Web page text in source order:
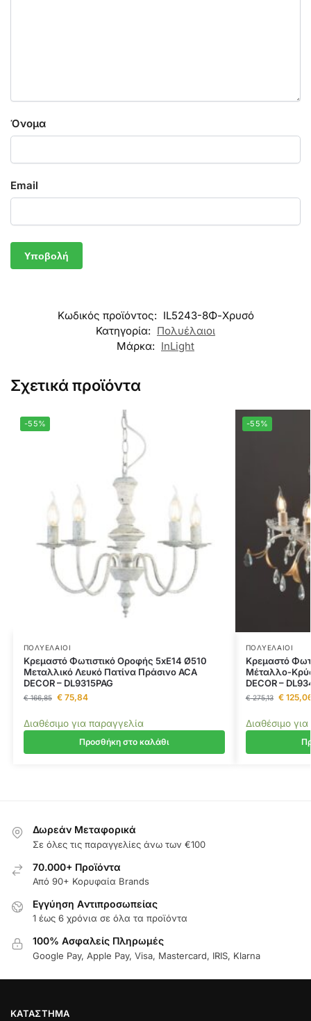
Όνομα
Email
Κωδικός προϊόντος: IL5243-8Φ-Χρυσό
Κατηγορία: Πολυέλαιοι
Μάρκα: InLight
Σχετικά προϊόντα
-55%
ΠΟΛΥΈΛΑΙΟΙ
Κρεμαστό Φωτιστικό Οροφής 5xE14 Ø510
Μεταλλικό Λευκό Πατίνα Πράσινο ACA
DECOR – DL9315PAG
€166,85 €75,84
Διαθέσιμο για παραγγελία
Προσθήκη στο καλάθι
-55%
ΠΟΛΥΈΛΑΙΟΙ
Κρεμαστό
Μέταλλο-
DECOR –
€275,13 €
Διαθέσιμο
Δωρεάν Μεταφορικά
Σε όλες τις παραγγελίες άνω των €100
70.000+ Προϊόντα
Από 90+ Κορυφαία Brands
Εγγύηση Aντιπροσωπείας
1 έως 6 χρόνια σε όλα τα προϊόντα
100% Ασφαλείς Πληρωμές
Google Pay, Apple Pay, Visa, Mastercard, IRIS, Klarna
ΚΑΤΆΣΤΗΜΑ